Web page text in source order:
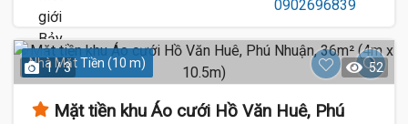
Nhà Mặt Tiền (10 m)
1 / 3 52
Mặt tiền khu Áo cưới Hồ Văn Huê, Phú